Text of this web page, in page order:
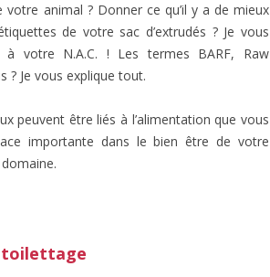
animal ? Donner ce qu’il y a de mieux
de votre sac d’extrudés ? Je vous
votre N.A.C. ! Les termes BARF, Raw
? Je vous explique tout.
peuvent être liés à l’alimentation que vous
importante dans le bien être de votre
toilettage